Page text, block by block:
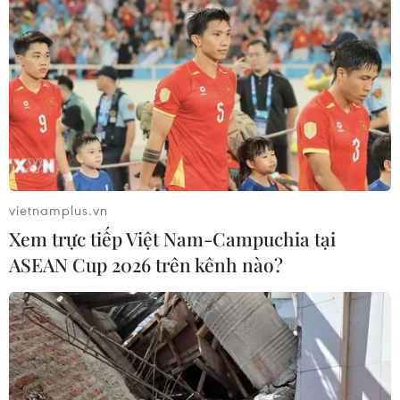
Hạ Long, tỉnh Quảng Ninh.
Thái Nguyên: Khoảng 13ha rừng thuộc
Vườn Quốc gia Tam Đảo bị cháy
vietnamplus.vn
Xem trực tiếp Việt Nam-Campuchia tại
ASEAN Cup 2026 trên kênh nào?